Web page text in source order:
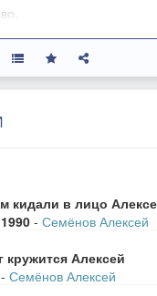
громко икая.
забор.
кидали в лицо
- Семёнов Алексей
кружится Алексей
- Семёнов Алексей